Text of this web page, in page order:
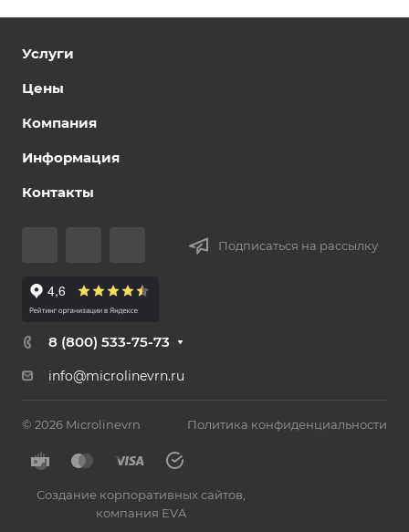
Услуги
Цены
Компания
Информация
Контакты
Подписаться на рассылку
8 (800) 533-75-73
info@microlinevrn.ru
© 2026 Microlinevrn Политика конфиденциальности
Создание корпоративных сайтов,
компания EVA